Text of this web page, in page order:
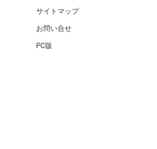
サイトマップ
お問い合せ
PC版